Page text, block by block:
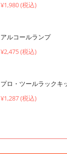
¥1,980 (税込)
アルコールランプ
¥2,475 (税込)
プロ・ツールラックキ
¥1,287 (税込)